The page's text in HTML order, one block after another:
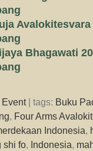
Bhagawati
Event| tags: Buku
, Four Arms
Indonesia,
shi fo, Indonesia,